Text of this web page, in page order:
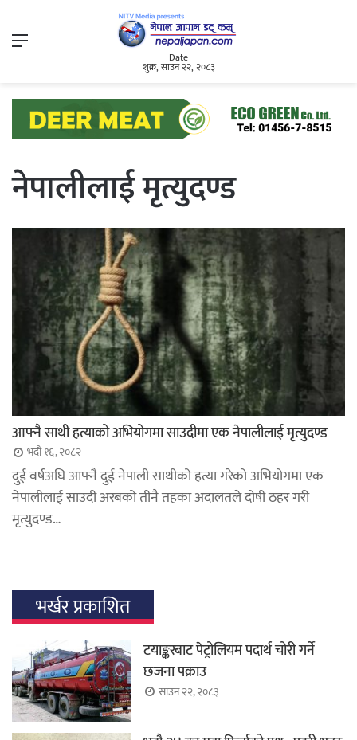
Menu
Date
शुक्र, साउन २२, २०८३
नेपालीलाई मृत्युदण्ड
आफ्नै साथी हत्याको अभियोगमा साउदीमा एक नेपालीलाई मृत्युदण्ड
भदौ १६, २०८२
दुई वर्षअघि आफ्नै दुई नेपाली साथीको हत्या गरेको अभियोगमा एक
नेपालीलाई साउदी अरबको तीनै तहका अदालतले दोषी ठहर गरी
मृत्युदण्ड…
भर्खर प्रकाशित
टयाङ्करबाट पेट्रोलियम पदार्थ चोरी गर्ने
छजना पक्राउ
साउन २२, २०८३